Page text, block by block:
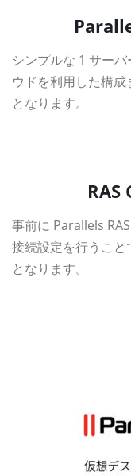
シンプルな 1 サー
ウドを利用した構
となります。
RAS
事前に Parallels
接続設定を行うこ
となります。